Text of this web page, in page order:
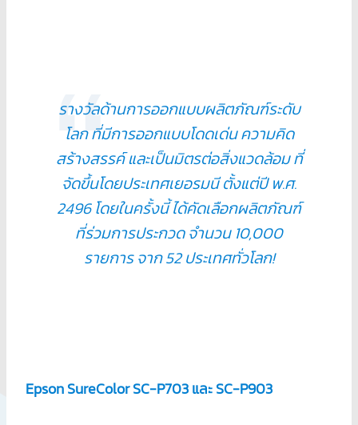
รางวัลด้านการออกแบบผลิตภัณฑ์ระดับ
โลก ที่มีการออกแบบโดดเด่น ความคิด
สร้างสรรค์ และเป็นมิตรต่อสิ่งแวดล้อม ที่
จัดขึ้นโดยประเทศเยอรมนี ตั้งแต่ปี พ.ศ.
2496 โดยในครั้งนี้ ได้คัดเลือกผลิตภัณฑ์
ที่ร่วมการประกวด จำนวน 10,000
รายการ จาก 52 ประเทศทั่วโลก!
Epson SureColor SC-P703 และ SC-P903